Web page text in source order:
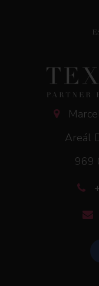
Areál
969